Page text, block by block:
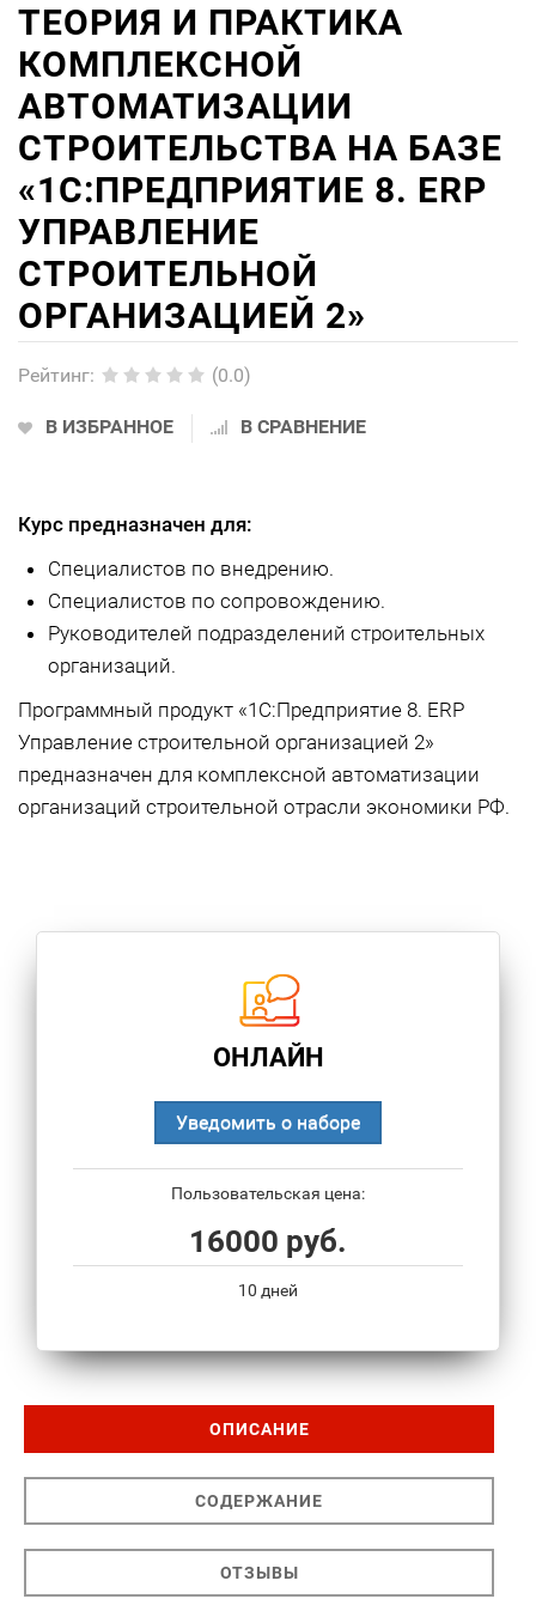
ТЕОРИЯ И ПРАКТИКА
КОМПЛЕКСНОЙ
АВТОМАТИЗАЦИИ
СТРОИТЕЛЬСТВА НА БАЗЕ
«1С:ПРЕДПРИЯТИЕ 8. ERP
УПРАВЛЕНИЕ
СТРОИТЕЛЬНОЙ
ОРГАНИЗАЦИЕЙ 2»
Рейтинг: (0.0)
В ИЗБРАННОЕ В СРАВНЕНИЕ
Курс предназначен для:
Специалистов по внедрению.
Специалистов по сопровождению.
Руководителей подразделений строительных
организаций.
Программный продукт «1С:Предприятие 8. ERP
Управление строительной организацией 2»
предназначен для комплексной автоматизации
организаций строительной отрасли экономики РФ.
ОНЛАЙН
Уведомить о наборе
Пользовательская цена:
16000 руб.
10 дней
ОПИСАНИЕ
СОДЕРЖАНИЕ
ОТЗЫВЫ